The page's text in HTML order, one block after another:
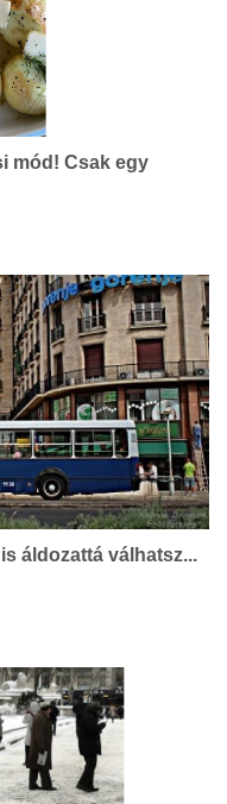
mód! Csak egy
áldozattá válhatsz...